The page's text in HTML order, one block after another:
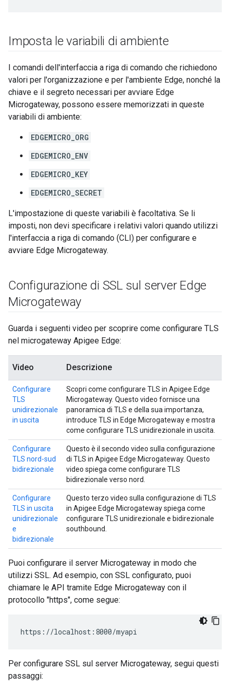
Imposta le variabili di ambiente
I comandi dell'interfaccia a riga di comando che richiedono
valori per l'organizzazione e per l'ambiente Edge, nonché la
chiave e il segreto necessari per avviare Edge
Microgateway, possono essere memorizzati in queste
variabili di ambiente:
EDGEMICRO_ORG
EDGEMICRO_ENV
EDGEMICRO_KEY
EDGEMICRO_SECRET
L'impostazione di queste variabili è facoltativa. Se li
imposti, non devi specificare i relativi valori quando utilizzi
l'interfaccia a riga di comando (CLI) per configurare e
avviare Edge Microgateway.
Configurazione di SSL sul server Edge
Microgateway
Guarda i seguenti video per scoprire come configurare TLS
nel microgateway Apigee Edge:
Video Descrizione
Configurare
TLS
unidirezionale
in uscita
Scopri come configurare TLS in Apigee Edge
Microgateway. Questo video fornisce una
panoramica di TLS e della sua importanza,
introduce TLS in Edge Microgateway e mostra
come configurare TLS unidirezionale in uscita.
Configurare
TLS nord-sud
bidirezionale
Questo è il secondo video sulla configurazione
di TLS in Apigee Edge Microgateway. Questo
video spiega come configurare TLS
bidirezionale verso nord.
Configurare
TLS in uscita
unidirezionale
e
bidirezionale
Questo terzo video sulla configurazione di TLS
in Apigee Edge Microgateway spiega come
configurare TLS unidirezionale e bidirezionale
southbound.
Puoi configurare il server Microgateway in modo che
utilizzi SSL. Ad esempio, con SSL configurato, puoi
chiamare le API tramite Edge Microgateway con il
protocollo "https", come segue:
https://localhost:8000/myapi
Per configurare SSL sul server Microgateway, segui questi
passaggi: